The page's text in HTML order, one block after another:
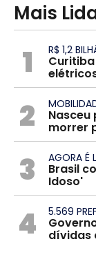
Mais
1 R$ 1,2
2 Nasceu
morrer
3 AGORA É
Brasil
Idoso'
4 5.569
dívidas